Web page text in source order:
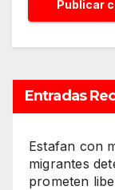
Entradas
Estafan con
migrantes
prometen